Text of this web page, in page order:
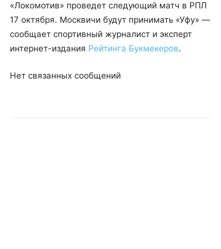
«Локомотив» проведет следующий матч в РПЛ
17 октября. Москвичи будут принимать «Уфу» —
сообщает спортивный журналист и эксперт
интернет-издания Рейтинга Букмекеров.
Нет связанных сообщений